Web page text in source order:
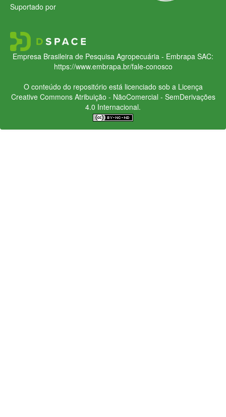
Suportado por
Empresa Brasileira de Pesquisa Agropecuária - Embrapa SAC:
https://www.embrapa.br/fale-conosco
O conteúdo do repositório está licenciado sob a Licença
Creative CommonsAtribuição - NãoComercial - SemDerivações
4.0 Internacional.